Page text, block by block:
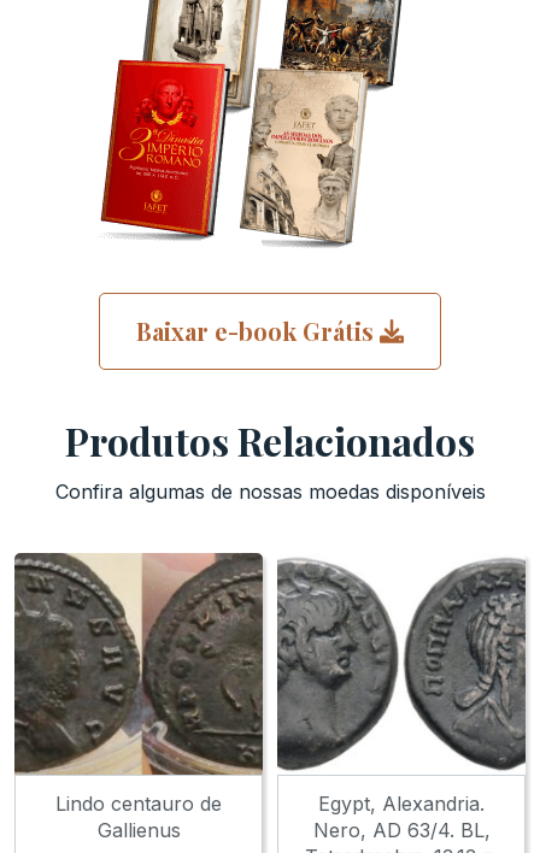
Baixar e-book Grátis
Produtos Relacionados
Confira algumas de nossas moedas disponíveis
Lindo centauro de
Gallienus
Egypt, Alexandria.
Nero, AD 63/4. BL,